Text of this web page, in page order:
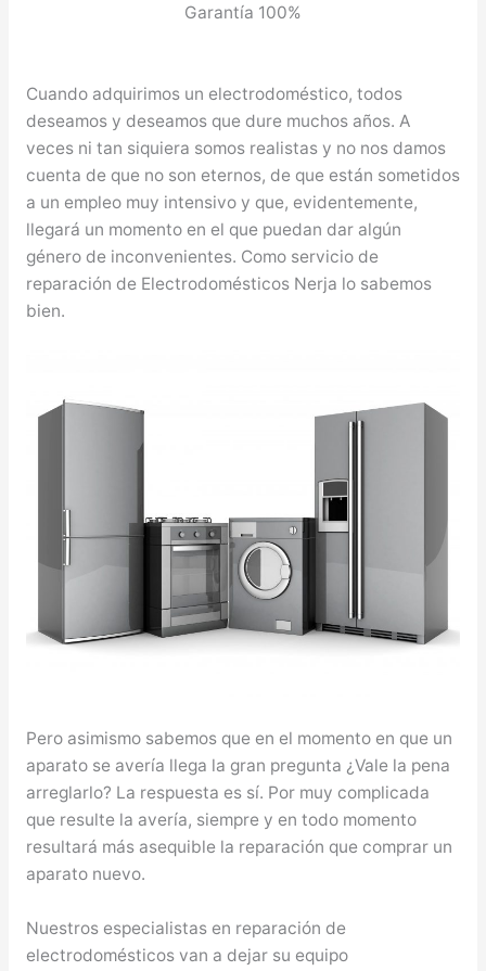
Garantía 100%
Cuando adquirimos un electrodoméstico, todos
deseamos y deseamos que dure muchos años. A
veces ni tan siquiera somos realistas y no nos damos
cuenta de que no son eternos, de que están sometidos
a un empleo muy intensivo y que, evidentemente,
llegará un momento en el que puedan dar algún
género de inconvenientes. Como servicio de
reparación de Electrodomésticos Nerja lo sabemos
bien.
Pero asimismo sabemos que en el momento en que un
aparato se avería llega la gran pregunta ¿Vale la pena
arreglarlo? La respuesta es sí. Por muy complicada
que resulte la avería, siempre y en todo momento
resultará más asequible la reparación que comprar un
aparato nuevo.
Nuestros especialistas en reparación de
electrodomésticos van a dejar su equipo